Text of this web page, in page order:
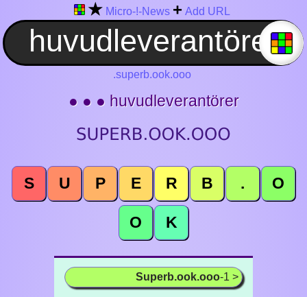
★ Micro-!-News + Add URL
.superb.ook.ooo
● ● ● huvudleverantörer
S U P E R B . O
O K
Superb.ook.ooo-1 >